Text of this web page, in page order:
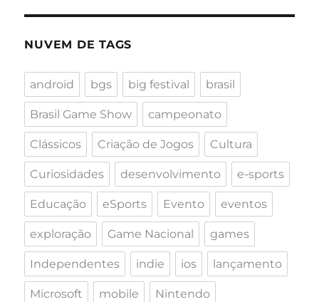
NUVEM DE TAGS
android bgs big festival brasil
Brasil Game Show campeonato
Clássicos Criação de Jogos Cultura
Curiosidades desenvolvimento e-sports
Educação eSports Evento eventos
exploração Game Nacional games
Independentes indie ios lançamento
Microsoft mobile Nintendo